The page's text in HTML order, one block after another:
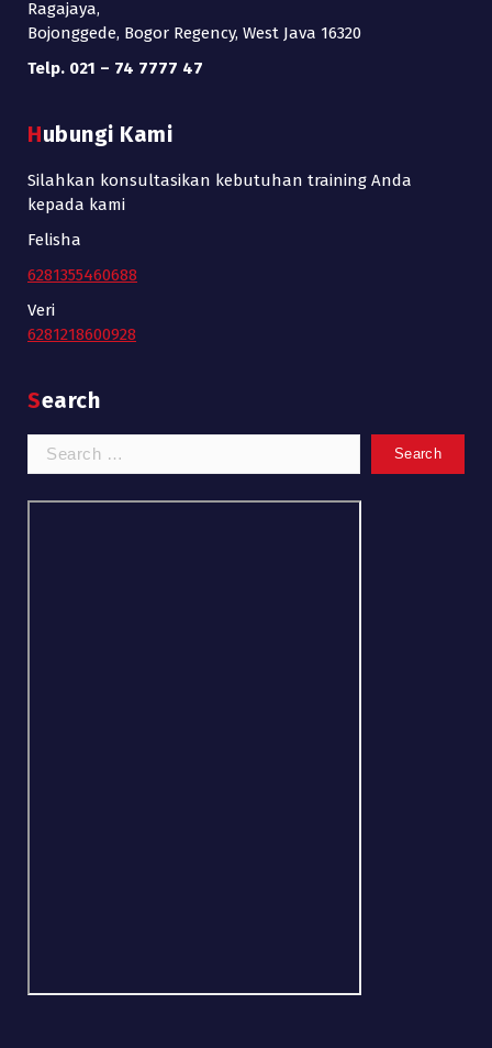
Ragajaya,
Bojonggede, Bogor Regency, West Java 16320
Telp. 021 – 74 7777 47
Hubungi Kami
Silahkan konsultasikan kebutuhan training Anda
kepada kami
Felisha
6281355460688
Veri
6281218600928
Search
Search
for: